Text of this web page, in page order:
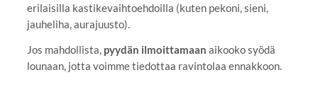
erilaisilla kastikevaihtoehdoilla (kuten pekoni, sieni,
jauheliha, aurajuusto).
Jos mahdollista, pyydän ilmoittamaan aikooko syödä
lounaan, jotta voimme tiedottaa ravintolaa ennakkoon.